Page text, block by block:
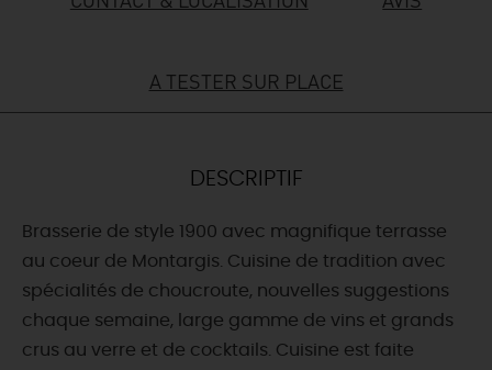
TOUT L'AGENDA
A TESTER SUR PLACE
DESCRIPTIF
Brasserie de style 1900 avec magnifique terrasse
au coeur de Montargis. Cuisine de tradition avec
spécialités de choucroute, nouvelles suggestions
chaque semaine, large gamme de vins et grands
crus au verre et de cocktails. Cuisine est faite